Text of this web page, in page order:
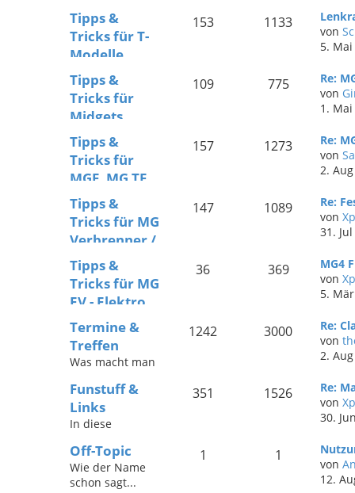
Hauptsache.
zusammen? Ein
Ersatzteil ist
nicht mehr
Drivers sind
hilfsbereit - und
helfen sich in
gegenseitig. Hier
findet ihr
Beiträge zu MGA,
Tipps &
Tricks für T-
Modelle
Technische Hilfe
für die T-
Modelle
153 1133
von
5. Mai
Tipps &
Tricks für
Midgets
Technische Hilfe
für den Midget
109 775
Re:
von
1. Mai
Tipps &
Tricks für
MGF, MG TF,
ZR, ZS und ZT
Technische Hilfe
für MGF, MG TF,
ZR, ZS und ZT -
1995 bis 2005
157 1273
Re:
von
2.
Tipps &
Tricks für MG
Verbrenner /
Hybrid /
Plugin
Technische Hilfe
für MG3, ZS
Hybrid, HS, EHS,
MGS9 und
weitere Modelle
mit
Verbrennungsm
otor seit 2005
147 1089
Re:
von
31.
Tipps &
Tricks für MG
EV - Elektro
Modelle
Technische Hilfe
für MG4, Urban,
MG5, MGS5,
MGS6, ZS EV,
Marvel,
Cyberster und
weitere MG EV
Modelle seit
2005
36 369
MG4
von
5.
Termine &
Treffen
Was macht man
Wetter mit
seinem MG?
Keine Idee?
ja hier was
Interessantes!
1242 3000
Re:
von
2.
Funstuff &
Links
In diese
all das rein, was
mit MGs im Web
zu tun hat -
351 1526
Re:
von
30.
Off-Topic
Wie der Name
schon sagt...
1 1
von
12.